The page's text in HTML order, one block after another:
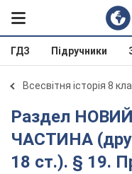
ГДЗ Підручники
Всесвітня історія 8
Раздел НОВИЙ ЧАС. ПЕРША
ЧАСТИНА
18 ст.). § 19.